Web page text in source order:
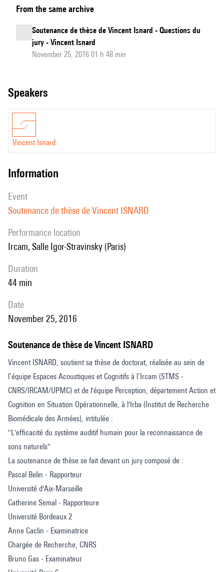
de
thèse
de
Vincent
L'efficacité
du
système
auditif
humain
la
reconnaissance
de
naturels
From the same archive
Soutenance de thèse de Vincent Isnard - Questions du
jury - Vincent Isnard
November 25, 2016 01 h 48 min
speakers
Vincent Isnard
information
event
Soutenance de thèse de Vincent ISNARD
performance location
Ircam, Salle Igor-Stravinsky (Paris)
duration
44 min
date
November 25, 2016
Soutenance de thèse de Vincent ISNARD
Vincent ISNARD, soutient sa thèse de doctorat, réalisée au sein de
l’équipe Espaces Acoustiques et Cognitifs à l’Ircam (STMS -
CNRS/IRCAM/UPMC) et de l'équipe Perception, département Action et
Cognition en Situation Opérationnelle, à l'Irba (Institut de Recherche
Biomédicale des Armées), intitulée :
"L'efficacité du système auditif humain pour la reconnaissance de
sons naturels"
La soutenance de thèse se fait devant un jury composé de :
Pascal Belin - Rapporteur
Université d'Aix-Marseille
Catherine Semal - Rapporteure
Université Bordeaux 2
Anne Caclin - Examinatrice
Chargée de Recherche, CNRS
Bruno Gas - Examinateur